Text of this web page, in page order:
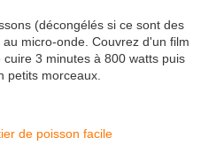
(décongélés si ce sont des
micro-onde. Couvrez d'un film
3 minutes à 800 watts puis
petits morceaux.